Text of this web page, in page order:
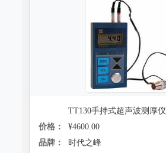
TT130手持式超声波测厚仪
价格：
¥4600.00
品牌：
时代之峰